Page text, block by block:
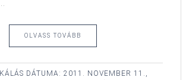
OLVASS TOVÁBB
DÁTUMA: 2011. NOVEMBER 11.,